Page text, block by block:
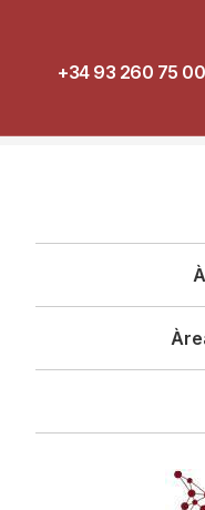
+34 93 260 75 00
principal